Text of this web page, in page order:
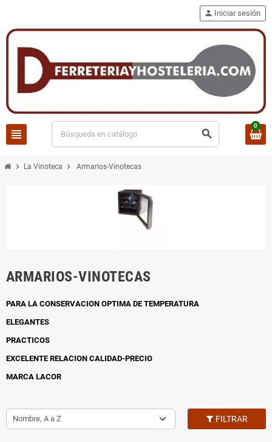
view_headline search
person Iniciar sesión
0
chevron_right La Vinoteca chevron_right Armarios-Vinotecas
ARMARIOS-VINOTECAS
PARA LA CONSERVACION OPTIMA DE TEMPERATURA
ELEGANTES
PRACTICOS
EXCELENTE RELACION CALIDAD-PRECIO
MARCA LACOR
Nombre, A a Z FILTRAR